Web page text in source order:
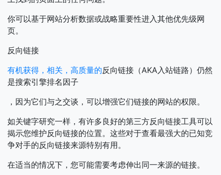
你可以基于网站分析数据或战略重要性进入其他优先级网
页。
反向链接
有机获得，相关，高质量的反向链接（AKA入站链路）仍然
是搜索引擎排名因子
，因为它们与之交谈，可以增强它们链接的网站的权限。
如关键字研究一样，有许多良好的第三方反向链接工具可以
揭示您维护反向链接的位置。这些对于查看最强大的已知竞
争对手的反向链接来源特别有用。
在适当的情况下，您可能需要考虑伸出同一来源的链接。